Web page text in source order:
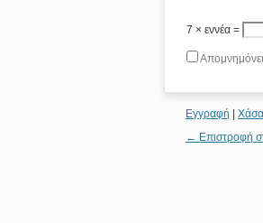
7 × εννέα =
Εγγραφή
← Επιστροφή